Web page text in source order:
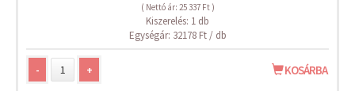
( Nettó ár: 25 337 Ft )
Kiszerelés: 1 db
Egységár: 32178 Ft / db
- + KOSÁRBA